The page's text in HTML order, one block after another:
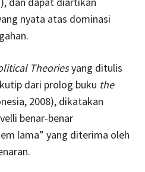
nyata atas dominasi
Theoriesyang ditulis
dari prolog buku the
2008), dikatakan
benar-benar
lama” yang diterima oleh